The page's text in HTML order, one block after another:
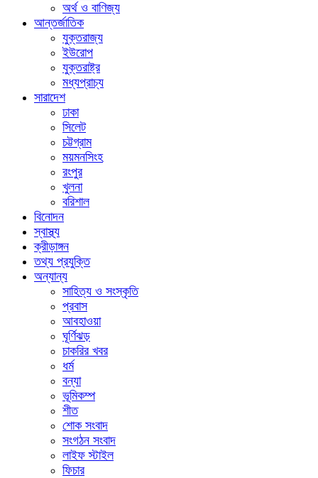
অর্থ ও বাণিজ্য
আন্তর্জাতিক
যুক্তরাজ্য
ইউরোপ
যুক্তরাষ্ট্র
মধ্যপ্রাচ্য
সারাদেশ
ঢাকা
সিলেট
চট্টগ্রাম
ময়মনসিংহ
রংপুর
খুলনা
বরিশাল
বিনোদন
স্বাস্থ্য
ক্রীড়াঙ্গন
তথ্য প্রযুক্তি
অন্যান্য
সাহিত্য ও সংস্কৃতি
প্রবাস
আবহাওয়া
ঘূর্ণিঝড়
চাকরির খবর
ধর্ম
বন্যা
ভূমিকম্প
শীত
শোক সংবাদ
সংগঠন সংবাদ
লাইফ স্টাইল
ফিচার